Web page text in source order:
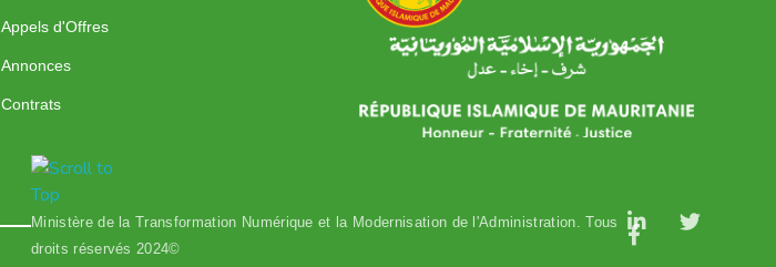
وزارة التحول الرقمي وعصرنة الادارة Appels d'Offres
Annonces
Contrats
Ministère de la Transformation Numérique et la Modernisation de l'Administration. Tous
droits réservés 2024©